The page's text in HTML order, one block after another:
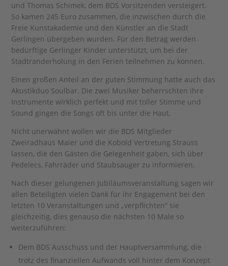
und Thomas Schimek, dem BDS Vorsitzenden versteigert.
So kamen 245 Euro zusammen, die inzwischen durch die
Freie Kunstakademie und den Künstler an die Stadt
Gerlingen übergeben wurden. Für den Betrag werden
bedürftige Gerlinger Kinder unterstützt, um bei der
Stadtranderholung in den Ferien teilnehmen zu können.
Einen großen Anteil an der guten Stimmung hatte auch das
Akustikduo Soulbar. Die zwei Musiker beherrschten ihre
Instrumente wirklich perfekt und mit toller Stimme und
Sound gingen die Songs oft bis unter die Haut.
Nicht unerwähnt wollen wir die BDS Mitglieder
Zweiradhaus Maier und die Kobold Vertretung Strauss
lassen, die den Gästen die Gelegenheit gaben, sich über
Pedelecs, Fahrräder und Staubsauger zu informieren.
Nach dieser gelungenen Jubiläumsveranstaltung sagen wir
allen Beteiligten vielen Dank für ihr Engagement bei den
letzten 10 Veranstaltungen und „verpflichten“ sie
gleichzeitig, dies genauso die nächsten 10 Male so
weiterzuführen:
Dem BDS Ausschuss und der Hauptversammlung, die
trotz des finanziellen Aufwands voll hinter dem Konzept